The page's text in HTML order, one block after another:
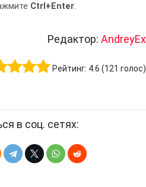
Ctrl+Enter.
Редактор: AndreyEx
Рейтинг: 4.6 (121 голос)
в соц. сетях: